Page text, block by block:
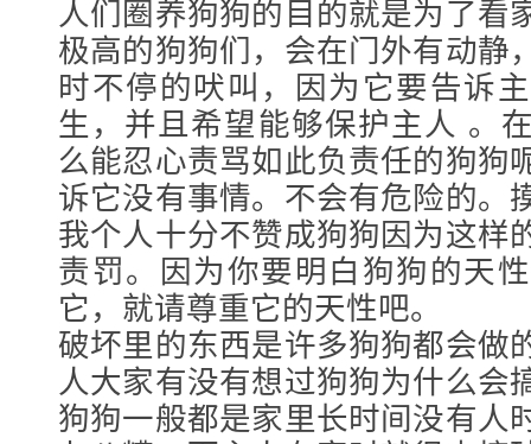
人们圈养狗狗的目的就是为了看
极高的狗狗们，会在门外有动静
时不停的吠叫，因为它要告诉
生，并且希望能够保护主人 。
么能忍心责骂如此负责任的狗狗
诉它没有事情。不会有危险的。
我个人十分不赞成狗狗因为这样
责罚。因为你要明白狗狗的天
它，就请尊重它的天性吧。
破坏里的东西是许多狗狗都会做
人大家有没有想过狗狗为什么会
狗狗一般都是家里长时间没有人